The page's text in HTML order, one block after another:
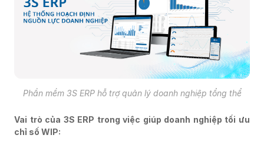
Phần mềm 3S ERP hỗ trợ quản lý doanh nghiệp tổng thể
Vai trò của 3S ERP trong việc giúp doanh nghiệp tối ưu
chỉ số WIP: